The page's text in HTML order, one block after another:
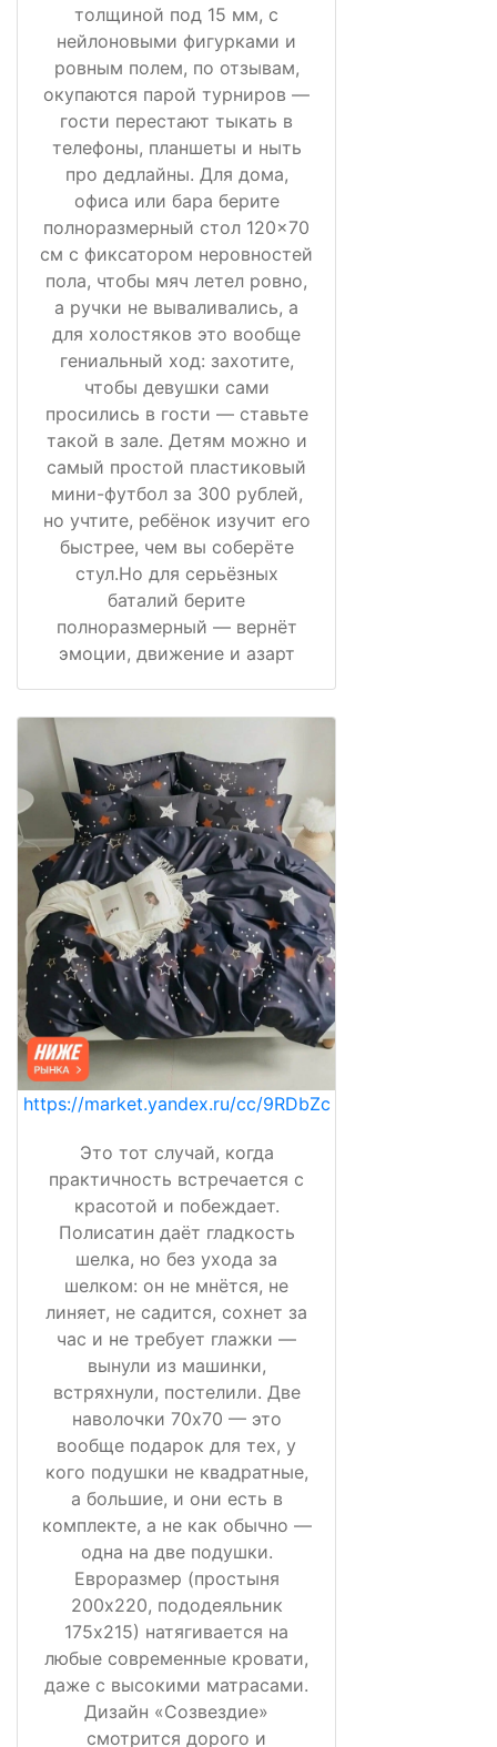
толщиной под 15 мм, с
нейлоновыми фигурками и
ровным полем, по отзывам,
окупаются парой турниров —
гости перестают тыкать в
телефоны, планшеты и ныть
про дедлайны. Для дома,
офиса или бара берите
полноразмерный стол 120×70
см с фиксатором неровностей
пола, чтобы мяч летел ровно,
а ручки не вываливались, а
для холостяков это вообще
гениальный ход: захотите,
чтобы девушки сами
просились в гости — ставьте
такой в зале. Детям можно и
самый простой пластиковый
мини-футбол за 300 рублей,
но учтите, ребёнок изучит его
быстрее, чем вы соберёте
стул.Но для серьёзных
баталий берите
полноразмерный — вернёт
эмоции, движение и азарт
https://market.yandex.ru/cc/9RDbZc
Это тот случай, когда
практичность встречается с
красотой и побеждает.
Полисатин даёт гладкость
шелка, но без ухода за
шелком: он не мнётся, не
линяет, не садится, сохнет за
час и не требует глажки —
вынули из машинки,
встряхнули, постелили. Две
наволочки 70х70 — это
вообще подарок для тех, у
кого подушки не квадратные,
а большие, и они есть в
комплекте, а не как обычно —
одна на две подушки.
Евроразмер (простыня
200х220, пододеяльник
175х215) натягивается на
любые современные кровати,
даже с высокими матрасами.
Дизайн «Созвездие»
смотрится дорого и